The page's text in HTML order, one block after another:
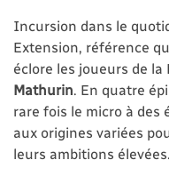
Incursion dans le
Extension, référence
éclore les joueurs de la
Mathurin . En quatre
rare fois le micro à
aux origines variées
leurs ambitions élevées.